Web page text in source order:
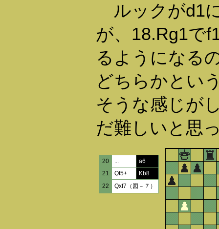
ルックがd1
が、18.Rg1で
るようになる
どちらかとい
そうな感じが
だ難しいと思
20
a6
21
Qf5+
Kb8
22
Qxf7（図－７）